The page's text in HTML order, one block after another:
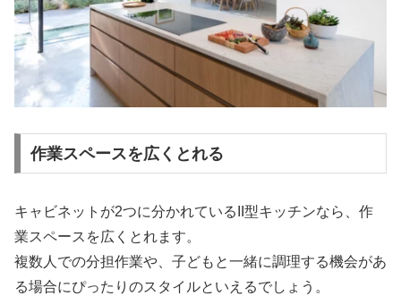
作業スペースを広くとれる
キャビネットが2つに分かれているII型キッチンなら、作
業スペースを広くとれます。
複数人での分担作業や、子どもと一緒に調理する機会があ
る場合にぴったりのスタイルといえるでしょう。